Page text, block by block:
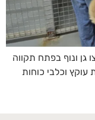
גן ונוף בפתח תקווה
עוקץ וכלבי כוחות